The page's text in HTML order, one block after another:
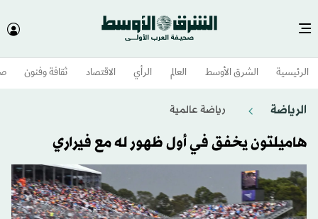
الرئيسية الشرق الأوسط​ العالم الرأي الاقتصاد ثقافة وفنون
الرياضة رياضة عالمية
هاميلتون يخفق في أول ظهور له مع فيراري